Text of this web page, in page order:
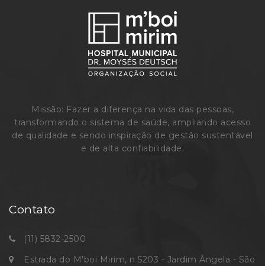
Missão: Fazer a diferença na vida das pessoas,
transformando o sistema de saúde, ampliando acesso
de qualidade e sendo inspiração de gestão sustentável
e de alta confiabilidade.
Contato
(11) 5832-2500
Estrada do M'boi Mirim, n 5203 - Jardim Ângela - São